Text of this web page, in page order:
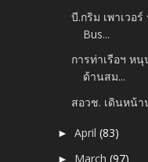
บี.กริม เพาเวอ
Bus...
การท่าเรือฯ ห
ด้านสม...
สอวช. เดินหน้า
►April(83)
► March(97)